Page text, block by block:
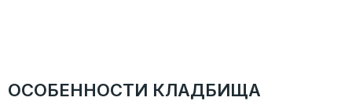
ОСОБЕННОСТИ КЛАДБИЩА